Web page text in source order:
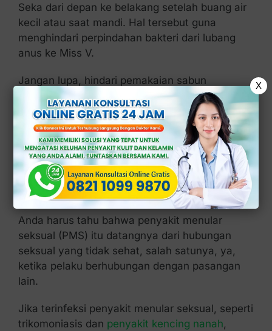
Seka dari depan ke belakang setelah buang air
kecil atau saat mandi. Hal tersebut guna
menghindari perpindahan bakteri dari lubang
anus ke Miss V.
Jangan lupa, hindari pemakaian sabun
berpewangi saat membersihkan bagian luar
kelamin, ya. Setelah itu, keringkan. Selain itu,
rutin mengganti pembalut saat menstruasi.
2. Tidak Berganti-
ganti Pasangan
Anda harus tahu bahwa penyakit menular
seksual (PMS) itu datangnya dari hubungan
seksual yang tidak sehat, salah satunya, ya,
ketika pelaku berhubungan dengan pasangan
lain.
Jika terinfeksi penyakit menular seksual, seperti
trikomoniasis dan penyakit kencing nanah,
X